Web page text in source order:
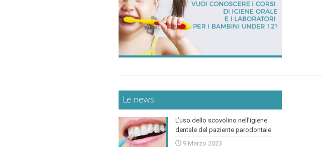
Le news
L’uso dello scovolino nell’igiene
dentale del paziente parodontale
9 Marzo 2023